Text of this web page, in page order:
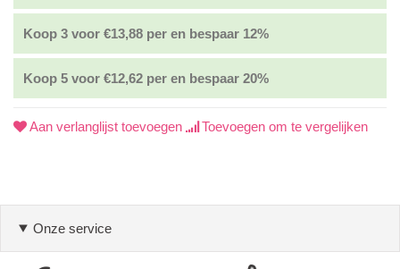
Koop 3 voor €13,88 per en bespaar 12%
Koop 5 voor €12,62 per en bespaar 20%
Aan verlanglijst toevoegen Toevoegen om te vergelijken
Onze service